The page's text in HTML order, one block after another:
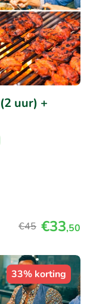
uur) +
€45 €33,50
33% korting